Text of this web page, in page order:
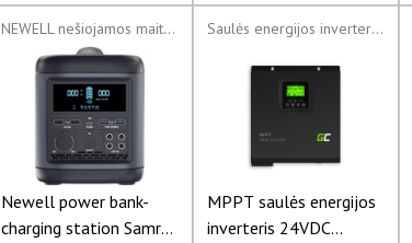
function | Calc-cle
NEWELL nešiojamos maitinimo stotys
Newell power bank-
charging station Samra
Saulės energijos inverteriai
MPPT saulės energijos
inverteris 24VDC